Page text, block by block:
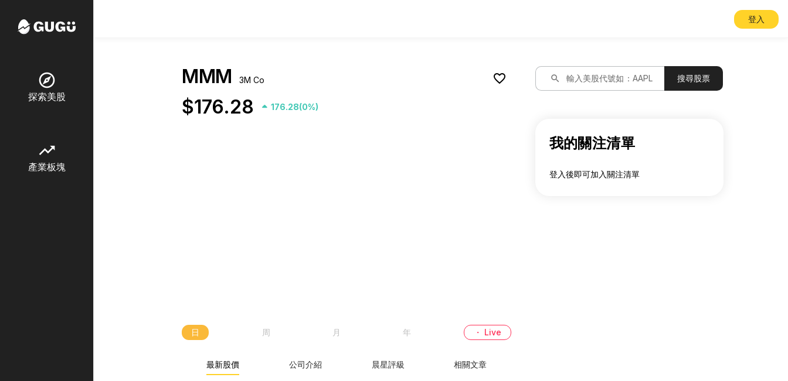
登入
explore
探索美股
trending_up
產業板塊
MMM 3M Co
$176.28 176.28(0%)
favorite_border
日 周 月 年 ・ Live
最新股價 公司介紹 晨星評級 相關文章
search 輸入美股代號如：AAPL 搜尋股票
我的關注清單
登入後即可加入關注清單